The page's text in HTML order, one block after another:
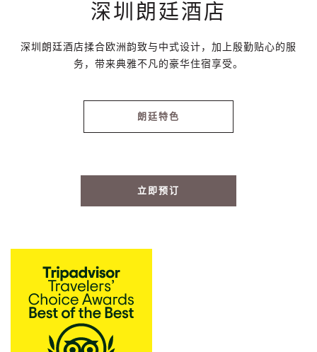
深圳朗廷酒店
深圳朗廷酒店揉合欧洲韵致与中式设计，加上殷勤贴心的服
务，带来典雅不凡的豪华住宿享受。
朗廷特色
立即预订